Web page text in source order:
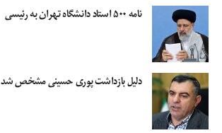
نامه ۵۰۰ استاد دانشگاه تهران به رئیسی
دلیل بازداشت پوری حسینی مشخص شد